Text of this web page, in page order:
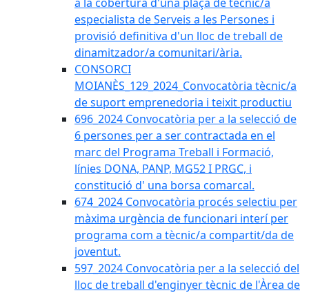
especialista de Serveis a les Persones i
provisió definitiva d'un lloc de treball de
dinamitzador/a comunitari/ària.
CONSORCI
MOIANÈS_129_2024_Convocatòria tècnic/a
de suport emprenedoria i teixit productiu
696_2024 Convocatòria per a la selecció de
6 persones per a ser contractada en el
marc del Programa Treball i Formació,
línies DONA, PANP, MG52 I PRGC, i
constitució d' una borsa comarcal.
674_2024 Convocatòria procés selectiu per
màxima urgència de funcionari interí per
programa com a tècnic/a compartit/da de
joventut.
597_2024 Convocatòria per a la selecció del
lloc de treball d'enginyer tècnic de l'Àrea de